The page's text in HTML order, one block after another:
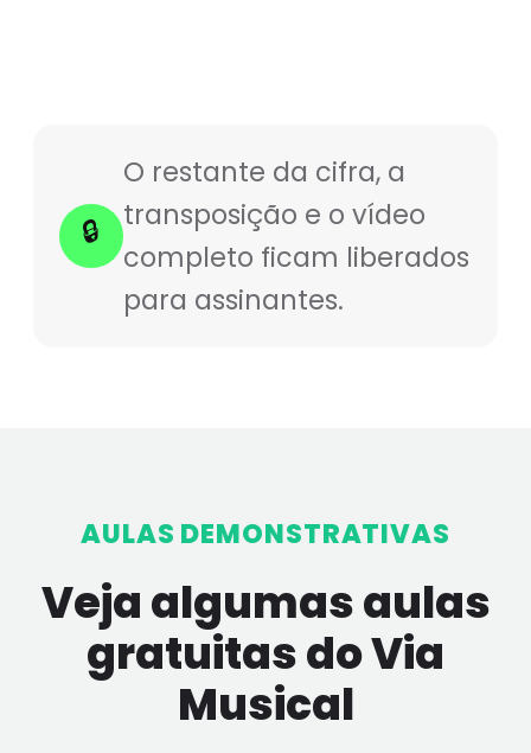
🔒
O restante da cifra, a
transposição e o vídeo
completo ficam liberados
para assinantes.
AULAS DEMONSTRATIVAS
Veja algumas aulas
gratuitas do Via
Musical